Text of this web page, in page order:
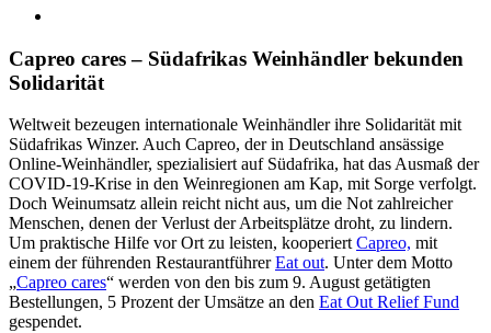
Bild
Capreo cares – Südafrikas Weinhändler bekunden
Solidarität
Weltweit bezeugen internationale Weinhändler ihre Solidarität mit
Südafrikas Winzer. Auch Capreo, der in Deutschland ansässige
Online-Weinhändler, spezialisiert auf Südafrika, hat das Ausmaß der
COVID-19-Krise in den Weinregionen am Kap, mit Sorge verfolgt.
Doch Weinumsatz allein reicht nicht aus, um die Not zahlreicher
Menschen, denen der Verlust der Arbeitsplätze droht, zu lindern.
Um praktische Hilfe vor Ort zu leisten, kooperiertCapreo, mit
einem der führenden RestaurantführerEat out. Unter dem Motto
„Capreo cares“ werden von den bis zum 9. August getätigten
Bestellungen, 5 Prozent der Umsätze an den Eat Out Relief Fund
gespendet.